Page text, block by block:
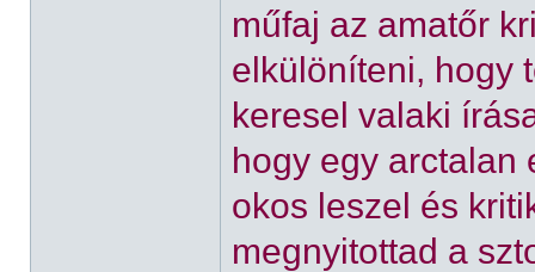
műfaj az amatőr
elkülöníteni, hogy
keresel valaki
hogy egy arctalan
okos leszel és
megnyitottad a